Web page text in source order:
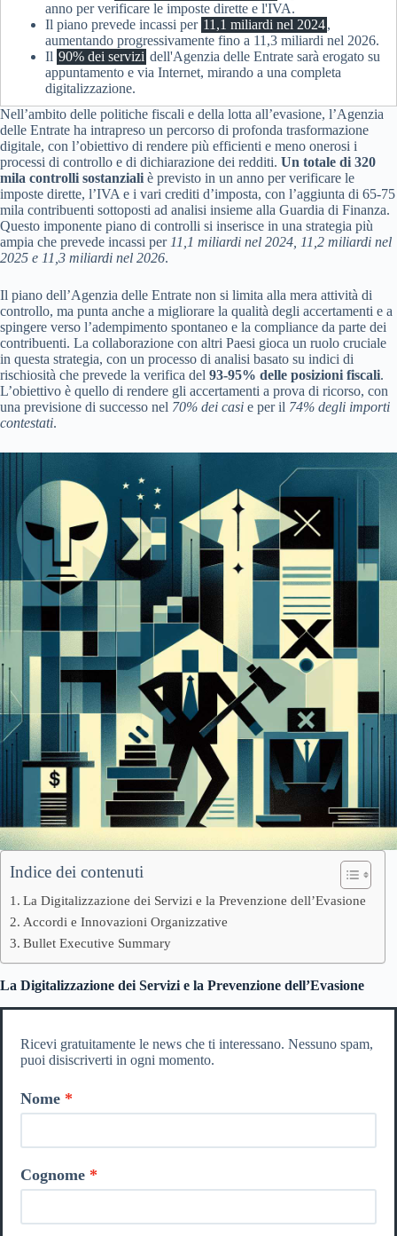
anno per verificare le imposte dirette e l'IVA.
Il piano prevede incassi per 11,1 miliardi nel 2024,
aumentando progressivamente fino a 11,3 miliardi nel 2026.
Il 90% dei servizi dell'Agenzia delle Entrate sarà erogato su
appuntamento e via Internet, mirando a una completa
digitalizzazione.
Nell’ambito delle politiche fiscali e della lotta all’evasione, l’Agenzia
delle Entrate ha intrapreso un percorso di profonda trasformazione
digitale, con l’obiettivo di rendere più efficienti e meno onerosi i
processi di controllo e di dichiarazione dei redditi. Un totale di 320
mila controlli sostanziali è previsto in un anno per verificare le
imposte dirette, l’IVA e i vari crediti d’imposta, con l’aggiunta di 65-75
mila contribuenti sottoposti ad analisi insieme alla Guardia di Finanza.
Questo imponente piano di controlli si inserisce in una strategia più
ampia che prevede incassi per 11,1 miliardi nel 2024, 11,2 miliardi nel
2025 e 11,3 miliardi nel 2026.
Il piano dell’Agenzia delle Entrate non si limita alla mera attività di
controllo, ma punta anche a migliorare la qualità degli accertamenti e a
spingere verso l’adempimento spontaneo e la compliance da parte dei
contribuenti. La collaborazione con altri Paesi gioca un ruolo cruciale
in questa strategia, con un processo di analisi basato su indici di
rischiosità che prevede la verifica del 93-95% delle posizioni fiscali.
L’obiettivo è quello di rendere gli accertamenti a prova di ricorso, con
una previsione di successo nel 70% dei casi e per il 74% degli importi
contestati.
Indice dei contenuti
La Digitalizzazione dei Servizi e la Prevenzione dell’Evasione
Accordi e Innovazioni Organizzative
Bullet Executive Summary
La Digitalizzazione dei Servizi e la Prevenzione dell’Evasione
Ricevi gratuitamente le news che ti interessano. Nessuno spam,
puoi disiscriverti in ogni momento.
Nome
Cognome